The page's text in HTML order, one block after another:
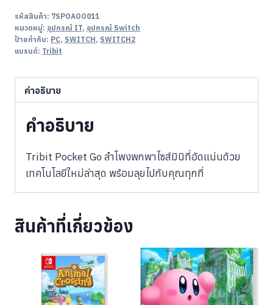
รหัสสินค้า: 7SPOAOO011
หมวดหมู่: อุปกรณ์ IT, อุปกรณ์ Switch
ป้ายกำกับ: PC, SWITCH, SWITCH2
แบรนด์: Tribit
คำอธิบาย
คำอธิบาย
Tribit Pocket Go ลำโพงพกพาไซส์มินิที่อัดแน่นด้วย
เทคโนโลยีใหม่ล่าสุด พร้อมลุยไปกับคุณทุกที่
สินค้าที่เกี่ยวข้อง